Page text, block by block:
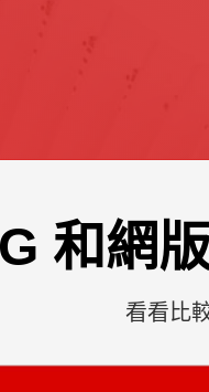
和網
看看比